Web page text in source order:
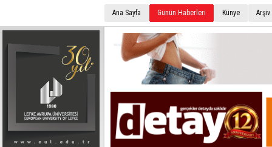
Ana Sayfa Günün Haberleri Künye Arşiv